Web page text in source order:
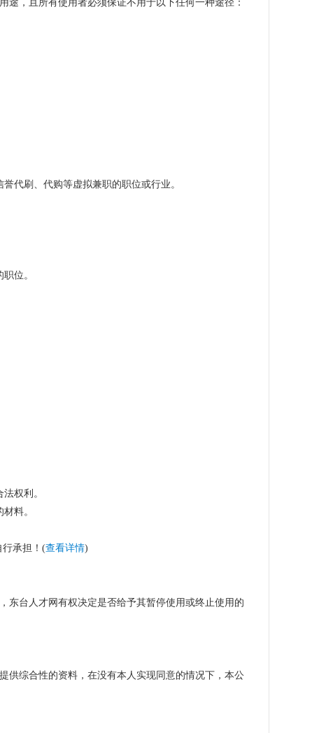
，且所有使用者必须保证不用于以下任何一种途径：
代刷、代购等虚拟兼职的职位或行业。
位。
权利。
料。
行承担！(查看详情)
东台人才网有权决定是否给予其暂停使用或终止使用的
供综合性的资料，在没有本人实现同意的情况下，本公